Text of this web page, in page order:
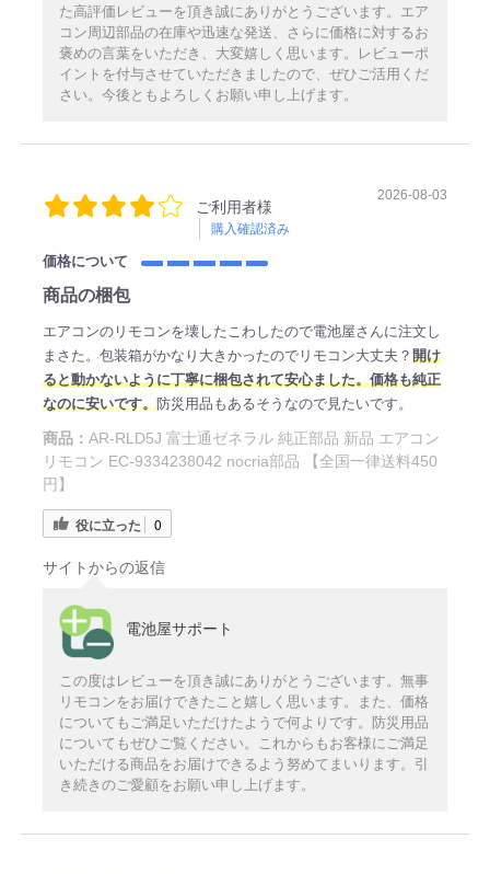
た高評価レビューを頂き誠にありがとうございます。エア
コン周辺部品の在庫や迅速な発送、さらに価格に対するお
褒めの言葉をいただき、大変嬉しく思います。レビューポ
イントを付与させていただきましたので、ぜひご活用くだ
さい。今後ともよろしくお願い申し上げます。
ご利用者様
購入確認済み
2026-08-03
価格について
商品の梱包
エアコンのリモコンを壊したこわしたので電池屋さんに注文し
まさた。包装箱がかなり大きかったのでリモコン大丈夫？ 開け
ると動かないように丁寧に梱包されて安心ました。価格も純正
なのに安いです。防災用品もあるそうなので見たいです。
商品： AR-RLD5J 富士通ゼネラル 純正部品 新品 エアコン
リモコン EC-9334238042 nocria部品 【全国一律送料450
円】
役に立った 0
サイトからの返信
電池屋サポート
この度はレビューを頂き誠にありがとうございます。無事
リモコンをお届けできたこと嬉しく思います。また、価格
についてもご満足いただけたようで何よりです。防災用品
についてもぜひご覧ください。これからもお客様にご満足
いただける商品をお届けできるよう努めてまいります。引
き続きのご愛顧をお願い申し上げます。